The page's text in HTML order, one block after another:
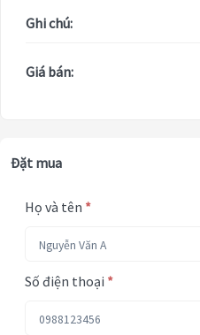
Ghi chú:
Giá bán:
Đặt mua
Họ và tên *
Số điện thoại *